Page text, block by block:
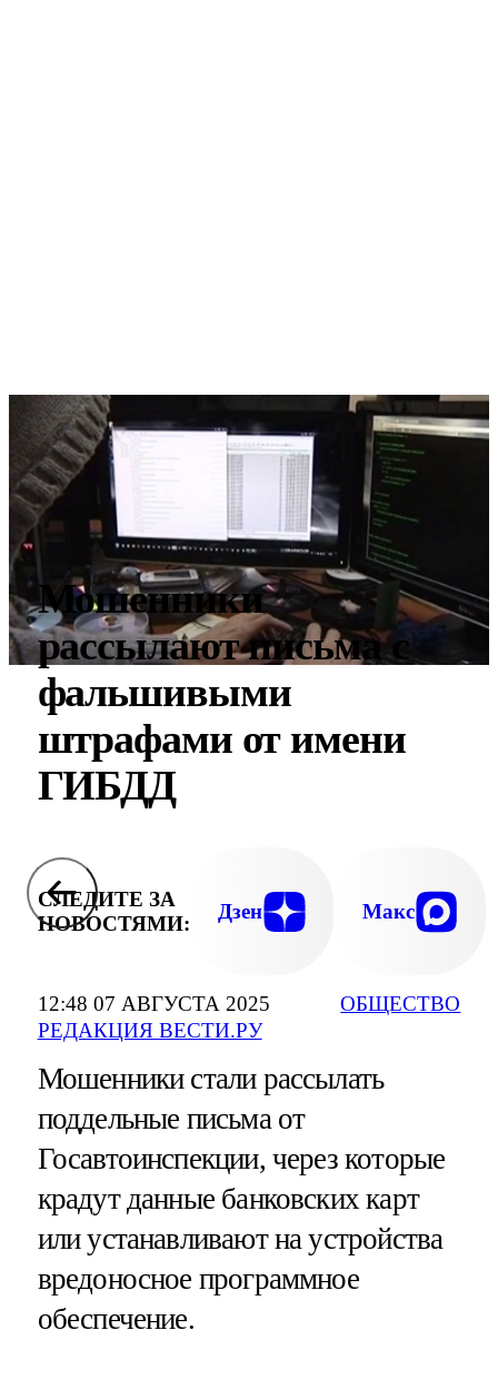
12:48 07 АВГУСТА 2025
РЕДАКЦИЯ ВЕСТИ.РУ
ОБЩЕСТВО
Мошенники
рассылают письма с
фальшивыми
штрафами от имени
ГИБДД
СЛЕДИТЕ ЗА
НОВОСТЯМИ:
Дзен Макс
Мошенники стали рассылать
поддельные письма от
Госавтоинспекции, через которые
крадут данные банковских карт
или устанавливают на устройства
вредоносное программное
обеспечение.